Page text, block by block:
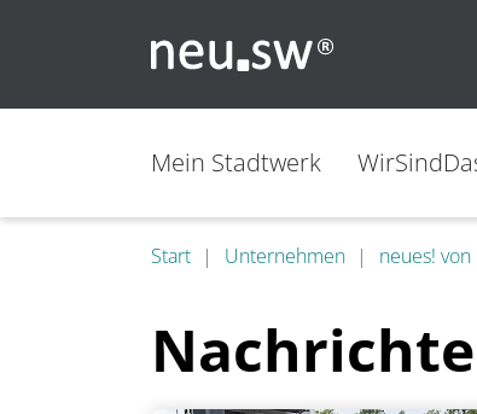
Mein Stadtwerk
Start Unternehmen neues!